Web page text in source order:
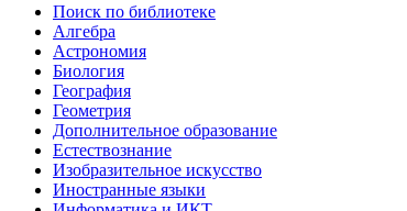
Поиск по библиотеке
Алгебра
Астрономия
Биология
География
Геометрия
Дополнительное образование
Естествознание
Изобразительное искусство
Иностранные языки